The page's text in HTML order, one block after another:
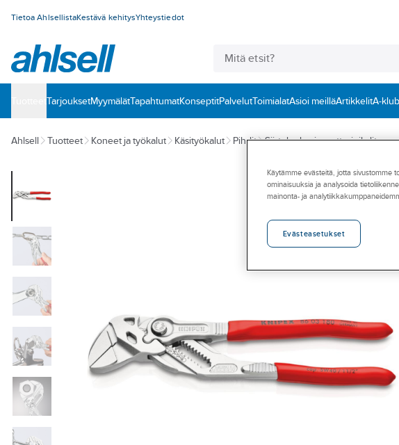
Tietoa AhlsellistaKestävä kehitysYhteystiedot
‎TarjouksetMyymälätTapahtumatKonseptitPalvelutToimialatAsioi meilläArtikkelitA-
Ahlsell Tuotteet Koneet ja työkalut Käsityökalut Pihdit Siirtoleuka- ja mutteripihdit
Käytämme evästeitä, jotta sivustomme
ominaisuuksia ja analysoida
mainonta- ja
Evästeasetukset